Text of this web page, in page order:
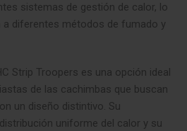
sistemas de gestión de calor, lo
diferentes métodos de fumado y
Strip Troopers es una opción ideal
de las cachimbas que buscan
un diseño distintivo. Su
uniforme del calor y su